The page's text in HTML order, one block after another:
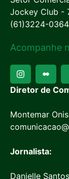
Jockey Club -
(61)3224-
Acompanhe
Diretor de
Montemar
Jornalista:
Danielle Santos